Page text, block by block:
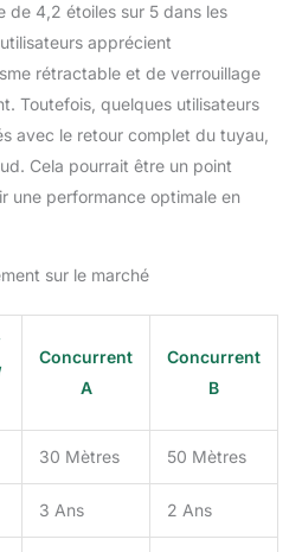
de 4,2 étoiles sur 5 dans les
apprécient
rétractable et de verrouillage
Toutefois, quelques utilisateurs
avec le retour complet du tuyau,
Cela pourrait être un point
une performance optimale en
sur le marché
Concurrent
A
Concurrent
B
30 Mètres 50 Mètres
3 Ans 2 Ans